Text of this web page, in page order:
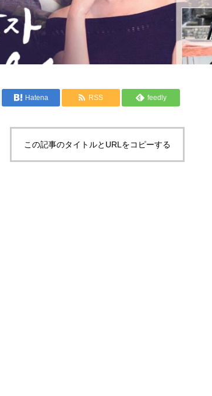
Hatena RSS feedly
この記事のタイトルとURLをコピーする